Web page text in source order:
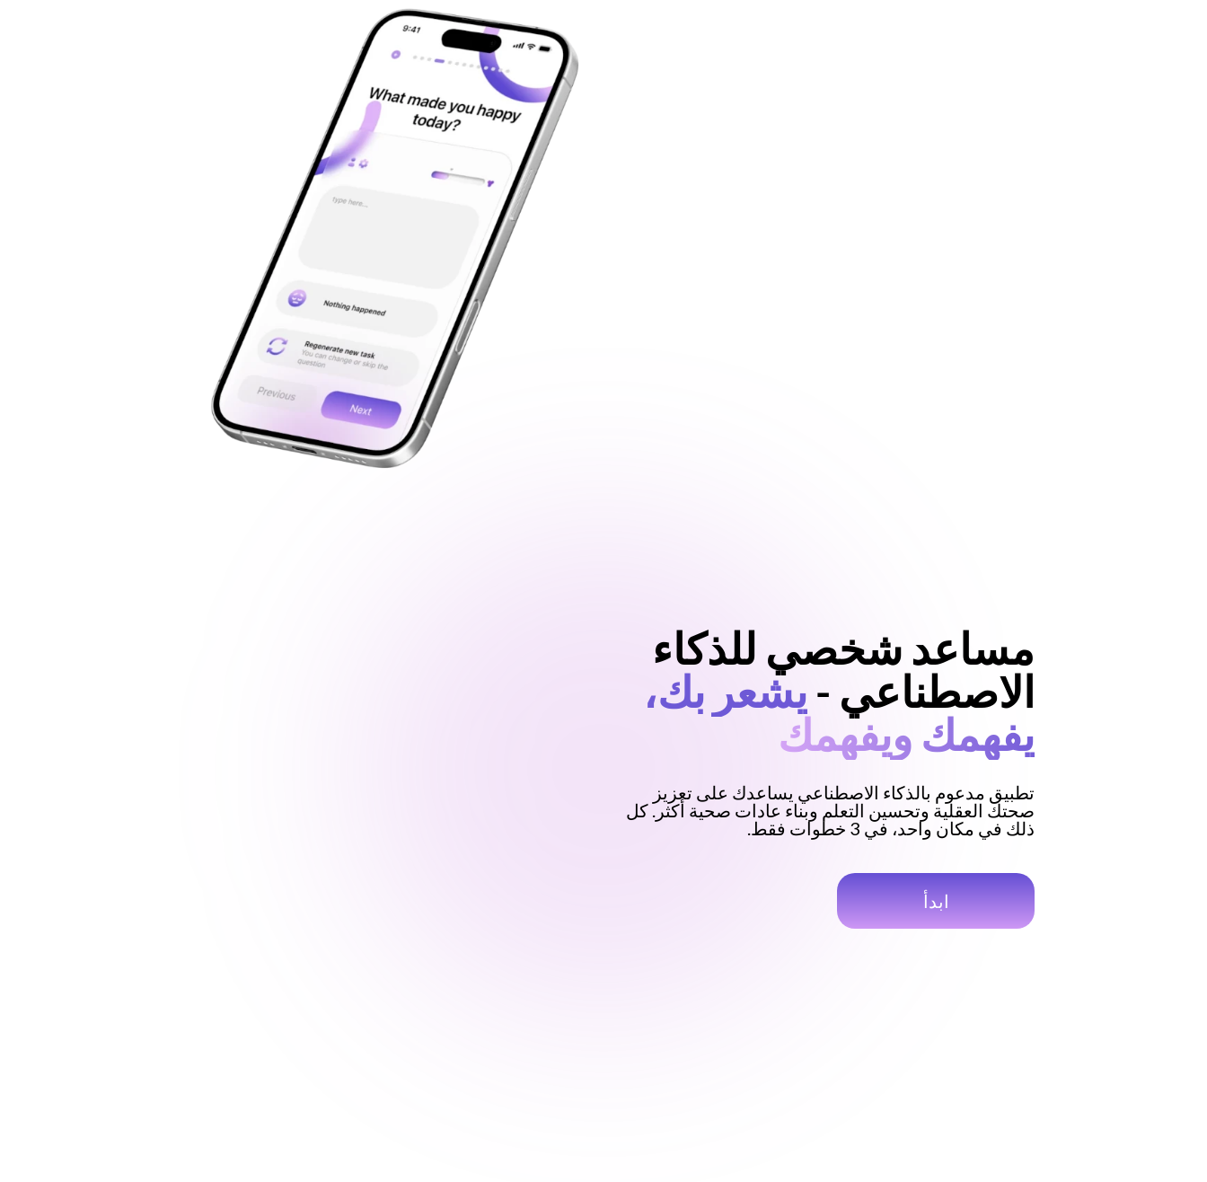
مساعد شخصي للذكاء
الاصطناعي - يشعر بك،
يفهمك ويفهمك
تطبيق مدعوم بالذكاء الاصطناعي يساعدك على تعزيز
صحتك العقلية وتحسين التعلم وبناء عادات صحية أكثر. كل
ذلك في مكان واحد، في 3 خطوات فقط.
ابدأ